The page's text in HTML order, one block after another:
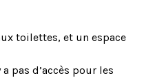
toilettes, et un espace
pas d’accès pour les